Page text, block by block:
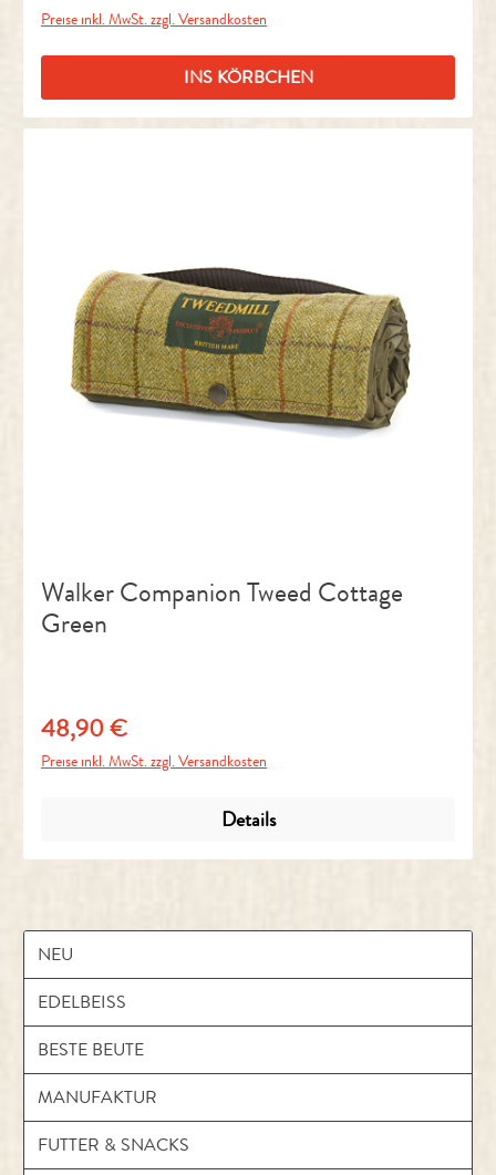
Preise inkl. MwSt. zzgl. Versandkosten
INS KÖRBCHEN
Walker Companion Tweed Cottage
Green
Regulärer Preis:
48,90 €
Preise inkl. MwSt. zzgl. Versandkosten
Details
NEU
EDELBEISS
BESTE BEUTE
MANUFAKTUR
FUTTER & SNACKS